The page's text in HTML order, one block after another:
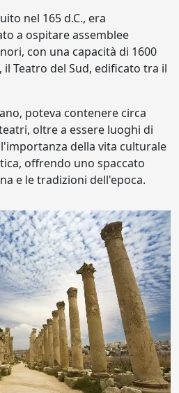
nel 165 d.C., era
a ospitare assemblee
con una capacità di 1600
Teatro del Sud, edificato tra il
poteva contenere circa
oltre a essere luoghi di
della vita culturale
offrendo uno spaccato
e le tradizioni dell'epoca.